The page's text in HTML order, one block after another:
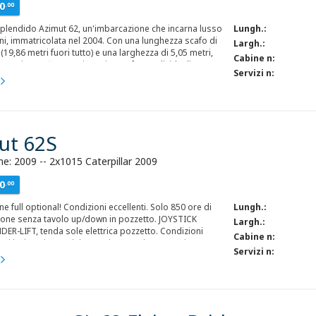
.00
Azimut 62, un'imbarcazione che incarna lusso
immatricolata nel 2004. Con una lunghezza scafo di
metri fuori tutto) e una larghezza di 5,05 metri,
offre spazi ampi e confortevoli, ideali per
La manutenzione è stata eseguita con cura,
degli scambiatori e dei serbatoi carburante, tutto
e due toilette con doccia per gli ospiti. La
degli spazi interni include una dinette accogliente,
un salone spazioso e una plancia di poppa
un generatore Kohler da 13 Kw. Questa imbarcazione
un'opportunità unica per chi cerca un'esperienza di
di alto livello, combinando eleganza, comfort e
Lungh.:
Largh.:
Cabine n:
Servizi n:
62S
2009 -- 2x1015 Caterpillar 2009
.00
full optional! Condizioni eccellenti. Solo 850 ore di
senza tavolo up/down in pozzetto. JOYSTICK
LIFT, tenda sole elettrica pozzetto. Condizioni
Si inviano immagini se seriamente interessati.
Lungh.:
Largh.:
Cabine n:
Servizi n: